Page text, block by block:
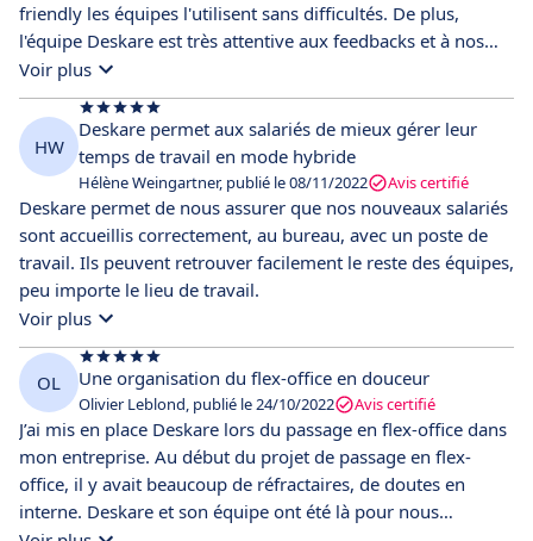
friendly les équipes l'utilisent sans difficultés. De plus,
l'équipe Deskare est très attentive aux feedbacks et à nos
besoins pour faire évoluer l'outil.
Voir plus
HW
Deskare permet aux salariés de mieux gérer leur
temps de travail en mode hybride
Hélène Weingartner, publié le 08/11/2022 Avis certifié
Deskare permet de nous assurer que nos nouveaux salariés
sont accueillis correctement, au bureau, avec un poste de
travail. Ils peuvent retrouver facilement le reste des équipes,
peu importe le lieu de travail.
Voir plus
OL Une organisation du flex-office en douceur
Olivier Leblond, publié le 24/10/2022 Avis certifié
J’ai mis en place Deskare lors du passage en flex-office dans
mon entreprise. Au début du projet de passage en flex-
office, il y avait beaucoup de réfractaires, de doutes en
interne. Deskare et son équipe ont été là pour nous